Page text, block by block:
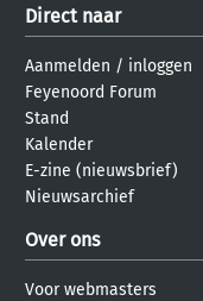
Direct naar
Aanmelden / inloggen
Feyenoord Forum
Stand
Kalender
E-zine (nieuwsbrief)
Nieuwsarchief
Over ons
Voor webmasters